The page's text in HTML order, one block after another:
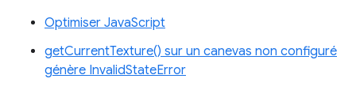
Optimiser JavaScript
getCurrentTexture() sur un canevas non configuré
génère InvalidStateError